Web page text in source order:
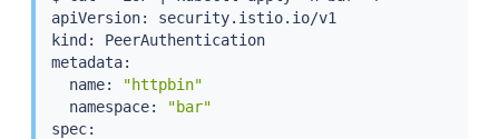
apiVersion: security.istio.io/v1
kind: PeerAuthentication
metadata:
  name:
"httpbin"
  namespace:
"bar"
spec: